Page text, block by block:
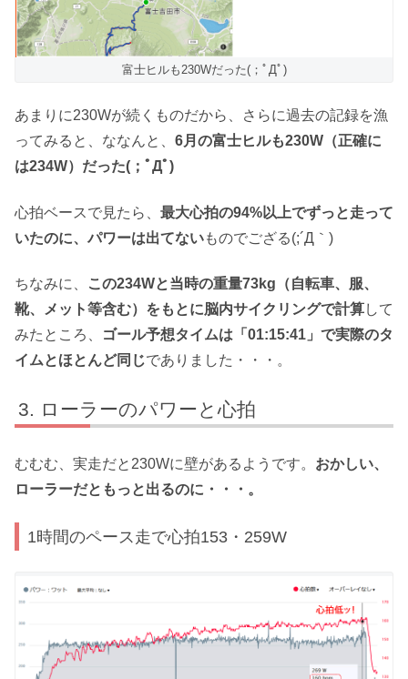
富士ヒルも230Wだった(；ﾟДﾟ)
あまりに230Wが続くものだから、さらに過去の記録を漁
ってみると、ななんと、 6月の富士ヒルも230W（正確に
は234W）だった(；ﾟДﾟ)
心拍ベースで見たら、 最大心拍の94%以上でずっと走って
いたのに、パワーは出てないものでござる(;´Д｀)
ちなみに、
この234Wと当時の重量73kg（自転車、服、
靴、メット等含む）をもとに脳内サイクリングで計算して
みたところ、
ゴール予想タイムは「01:15:41」で実際のタ
イムとほとんど同じでありました・・・。
ローラーのパワーと心拍
むむむ、実走だと230Wに壁があるようです。 おかしい、
ローラーだともっと出るのに・・・。
1時間のペース走で心拍153・259W